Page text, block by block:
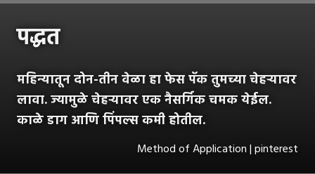
पद्धत
महिन्यातून दोन-तीन वेळा हा फेस पॅक तुमच्या चेहऱ्यावर
लावा. ज्यामुळे चेहऱ्यावर एक नैसर्गिक चमक येईल.
काळे डाग आणि पिंपल्स कमी होतील.
Method of Application | pinterest